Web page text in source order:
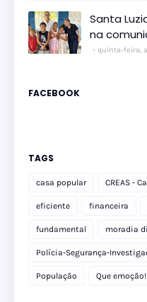
Santa
na
quinta-feira,
FACEBOOK
TAGS
casa popular CREAS -
eficiente financeira
fundamental moradia
Polícia-Segurança-
delegacia
População Que